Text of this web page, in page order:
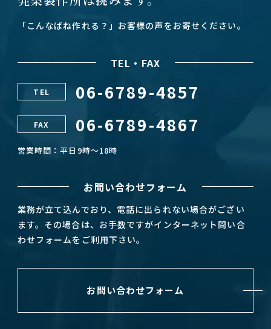
「こんなばね作れる？」お客様の声をお寄せください。
TEL・FAX
TEL 06-6789-4857
FAX 06-6789-4867
営業時間：平日9時～18時
お問い合わせフォーム
業務が立て込んでおり、電話に出られない場合がござい
ます。その場合は、お手数ですがインターネット問い合
わせフォームをご利用下さい。
お問い合わせフォーム